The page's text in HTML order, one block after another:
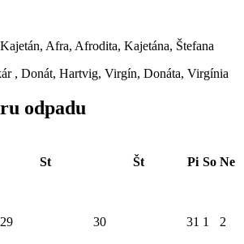
Afra, Afrodita, Kajetána, Štefana
, Donát, Hartvig, Virgín, Donáta, Virgínia
odpadu
St Št Pi So Ne
29 30 31 1 2